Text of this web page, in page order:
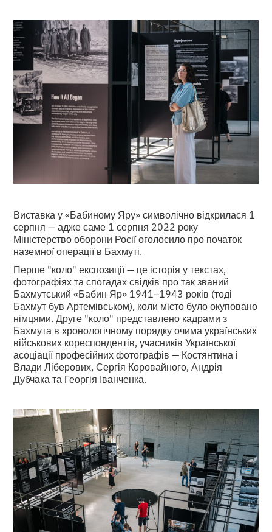
Виставка у «Бабиному Яру» символічно відкрилася 1
серпня — адже саме 1 серпня 2022 року
Міністерство оборони Росії оголосило про початок
наземної операції в Бахмуті.
Перше "коло" експозиції — це історія у текстах,
фотографіях та спогадах свідків про так званий
Бахмутський «Бабин Яр» 1941–1943 років (тоді
Бахмут був Артемівськом), коли місто було окуповано
німцями. Друге "коло" представлено кадрами з
Бахмута в хронологічному порядку очима українських
військових кореспондентів, учасників Української
асоціації професійних фотографів — Костянтина і
Влади Ліберових, Сергія Коровайного, Андрія
Дубчака та Георгія Іванченка.